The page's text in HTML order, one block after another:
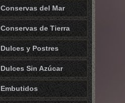
Conservas del Mar
Conservas de Tierra
Dulces y Postres
Dulces Sin Azúcar
Embutidos